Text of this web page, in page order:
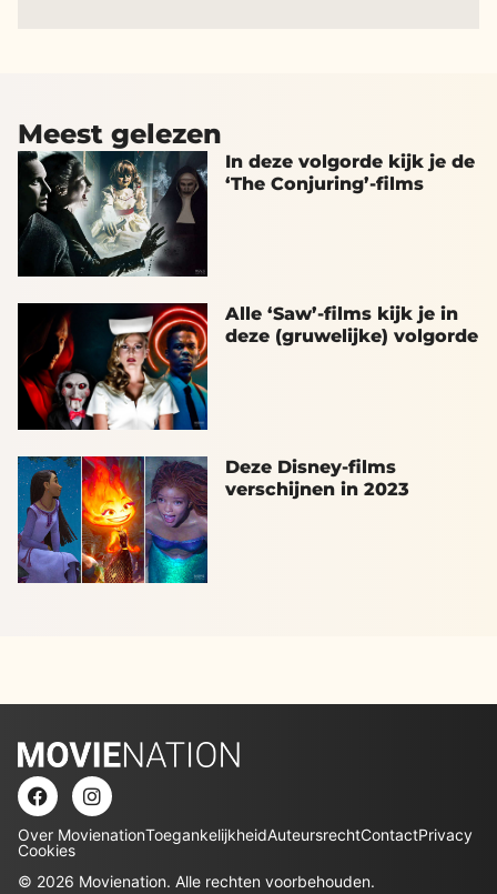
Meest gelezen
In deze volgorde kijk je de
‘The Conjuring’-films
Alle ‘Saw’-films kijk je in
deze (gruwelijke) volgorde
Deze Disney-films
verschijnen in 2023
Over MovienationToegankelijkheidAuteursrechtContactPrivacy
Cookies
© 2026 Movienation. Alle rechten voorbehouden.